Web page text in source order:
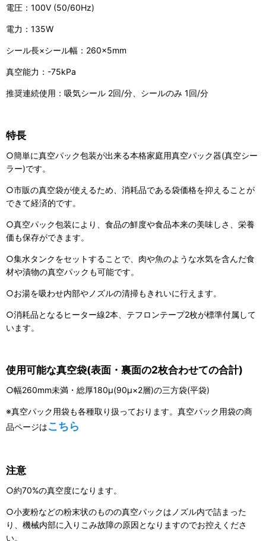
電圧：100V (50/60Hz)
電力：135W
シール長×シール幅：260×5mm
真空能力：-75kPa
推奨連続使用：吸気シール 2回/分、シールのみ 1回/分
特長
○簡単に真空パック包装が出来る本格家庭用真空パック器(真空シー
ラー)です。
○市販の真空袋が使えるため、消耗品である袋価格を抑えることが
できて経済的です。
○真空パック包装により、食品の鮮度や食品本来の美味しさ、栄養
価も保存ができます。
○集水タンクをセットすることで、肉や魚のような水気を含んだ食
材や漬物の真空パックも可能です。
○お湯を吸わせ内部やノズルの清掃もきれいに行えます。
○消耗品となるヒーター線2本、テフロンテープ2枚が標準付属して
います。
使用可能な真空袋(表面・裏面の2枚合わせての合計)
○幅260mm未満・総厚180μ(90μ×2層)の三方袋(平袋)
※真空パック用袋も各種取り扱っております。真空パック用袋の商
品ページはこちら
注意
○約70%の真空度になります。
○小麦粉などの粉末状のものの真空パックはノズル内で詰まった
り、機械内部に入りこみ故障の原因となりますのでお控えくださ
い。